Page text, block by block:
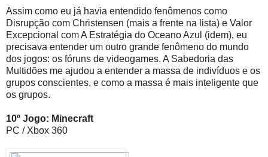
Assim como eu já havia entendido fenômenos como
Disrupção com Christensen (mais a frente na lista) e Valor
Excepcional com A Estratégia do Oceano Azul (idem), eu
precisava entender um outro grande fenômeno do mundo
dos jogos: os fóruns de videogames. A Sabedoria das
Multidões me ajudou a entender a massa de indivíduos e os
grupos conscientes, e como a massa é mais inteligente que
os grupos.
10º Jogo: Minecraft
PC / Xbox 360